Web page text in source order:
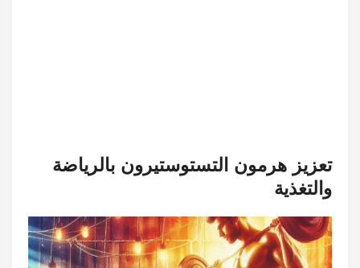
تعزيز هرمون التستوستيرون بالرياضة
والتغذية